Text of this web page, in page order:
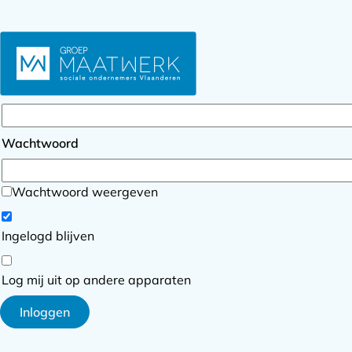
Inloggen
Wachtwoord
Wachtwoord weergeven
Ingelogd blijven
Log mij uit op andere apparaten
Inloggen